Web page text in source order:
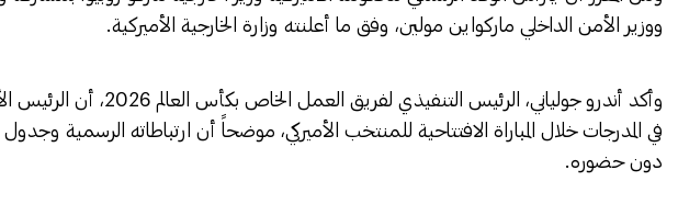
ووزير الأمن الداخلي ماركواين مولين، وفق ما أعلنته وزارة الخارجية الأميركية.
وأكد أندرو جولياني، الرئيس التنفيذي
في المدرجات خلال المباراة الافتتاحية للمنتخب الأميركي، موضحاً أن ارتباطاته الرسمية وجدول
دون حضوره.